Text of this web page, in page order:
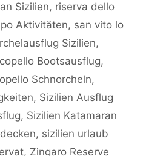
Sizilien, riserva dello
Aktivitäten, san vito lo
Sizilien,
Bootsausflug,
Schnorcheln,
, Sizilien Ausflug
, Sizilien Katamaran
, sizilien urlaub
, Zingaro Reserve